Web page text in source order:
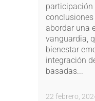
participación
abordar una
vanguardia,
bienestar
integración
basadas...
22 febrero,